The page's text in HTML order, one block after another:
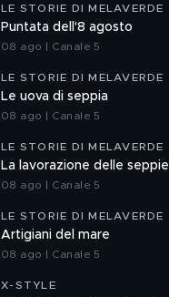
LE STORIE DI MELAVERDE
Puntata dell'8 agosto
08 ago | Canale 5
LE STORIE DI MELAVERDE
Le uova di seppia
08 ago | Canale 5
LE STORIE DI MELAVERDE
La lavorazione delle seppie
08 ago | Canale 5
LE STORIE DI MELAVERDE
Artigiani del mare
08 ago | Canale 5
X-STYLE